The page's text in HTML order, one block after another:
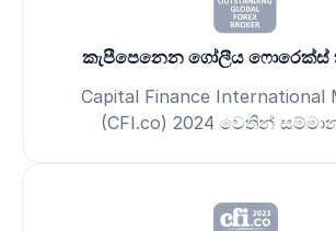
කැපීපෙනෙන ගෝලීය ෆොරෙක්ස්
Capital Finance International
(CFI.co) 2024 වෙතින්